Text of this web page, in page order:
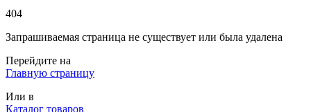
404
Запрашиваемая страница не существует или была удалена
Перейдите на
Главную страницу
Или в
Каталог товаров